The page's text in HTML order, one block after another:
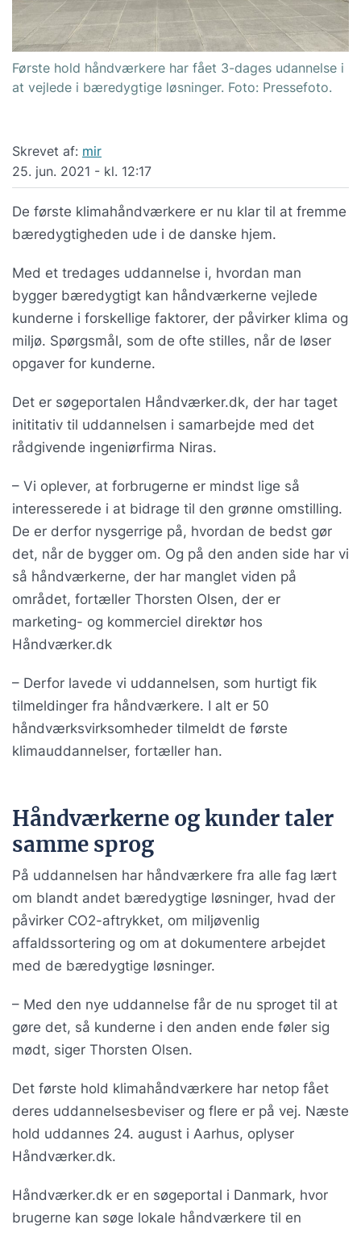
Første hold håndværkere har fået 3-dages udannelse i
at vejlede i bæredygtige løsninger. Foto: Pressefoto.
Skrevet af: mir
25. jun. 2021 - kl. 12:17
De første klimahåndværkere er nu klar til at fremme
bæredygtigheden ude i de danske hjem.
Med et tredages uddannelse i, hvordan man
bygger bæredygtigt kan håndværkerne vejlede
kunderne i forskellige faktorer, der påvirker klima og
miljø. Spørgsmål, som de ofte stilles, når de løser
opgaver for kunderne.
Det er søgeportalen Håndværker.dk, der har taget
inititativ til uddannelsen i samarbejde med det
rådgivende ingeniørfirma Niras.
– Vi oplever, at forbrugerne er mindst lige så
interesserede i at bidrage til den grønne omstilling.
De er derfor nysgerrige på, hvordan de bedst gør
det, når de bygger om. Og på den anden side har vi
så håndværkerne, der har manglet viden på
området, fortæller Thorsten Olsen, der er
marketing- og kommerciel direktør hos
Håndværker.dk
– Derfor lavede vi uddannelsen, som hurtigt fik
tilmeldinger fra håndværkere. I alt er 50
håndværksvirksomheder tilmeldt de første
klimauddannelser, fortæller han.
Håndværkerne og kunder taler
samme sprog
På uddannelsen har håndværkere fra alle fag lært
om blandt andet bæredygtige løsninger, hvad der
påvirker CO2-aftrykket, om miljøvenlig
affaldssortering og om at dokumentere arbejdet
med de bæredygtige løsninger.
– Med den nye uddannelse får de nu sproget til at
gøre det, så kunderne i den anden ende føler sig
mødt, siger Thorsten Olsen.
Det første hold klimahåndværkere har netop fået
deres uddannelsesbeviser og flere er på vej. Næste
hold uddannes 24. august i Aarhus, oplyser
Håndværker.dk.
Håndværker.dk er en søgeportal i Danmark, hvor
brugerne kan søge lokale håndværkere til en